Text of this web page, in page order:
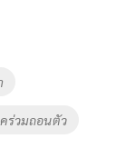
ร่วมถอนตัว